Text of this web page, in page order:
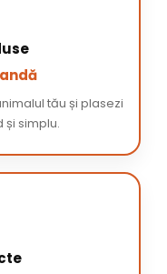
tău și plasezi
simplu.